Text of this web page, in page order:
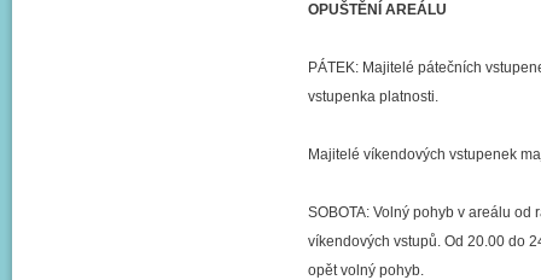
OPUŠTĚNÍ AREÁLU
PÁTEK: Majitelé pátečních
vstupenka platnosti.
Majitelé víkendových vstupenek
SOBOTA: Volný pohyb v areálu
víkendových vstupů. Od 20.00 do
opět volný pohyb.